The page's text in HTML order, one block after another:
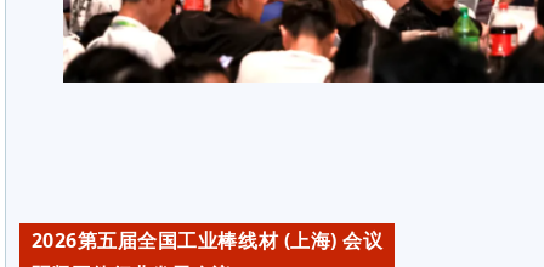
2026第五届全国工业棒线材 (上海) 会议